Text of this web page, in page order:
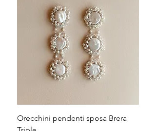
Orecchini pendenti sposa Brera